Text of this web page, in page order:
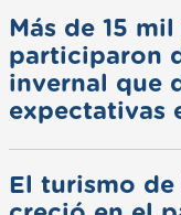
Más de 15
participaron
invernal que
expectativas
El turismo